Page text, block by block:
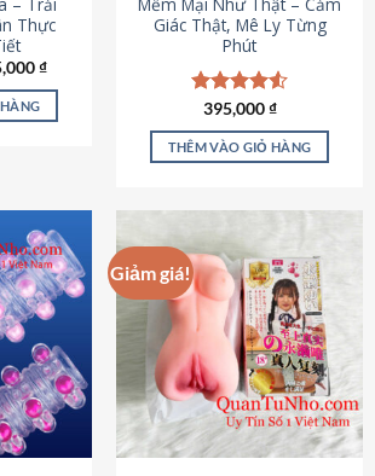
– Trải
Thực
₫.
₫Giá
tại
Mềm Mại Như Thật – Cảm
Giác Thật, Mê Ly Từng
Phút
Được xếp
hạng4.53
5 sao
395,000₫
THÊM VÀO GIỎ HÀNG
Giảm giá!